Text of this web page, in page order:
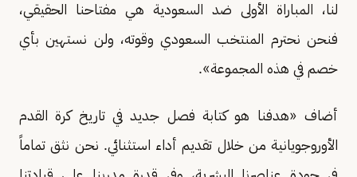
لنا، المباراة الأولى ضد السعودية هي مفتاحنا الحقيقي،
فنحن نحترم المنتخب السعودي وقوته، ولن نستهين بأي
خصم في هذه المجموعة».
أضاف «هدفنا هو كتابة فصل جديد في تاريخ كرة القدم
الأوروجويانية من خلال تقديم أداء استثنائي. نحن نثق تماماً